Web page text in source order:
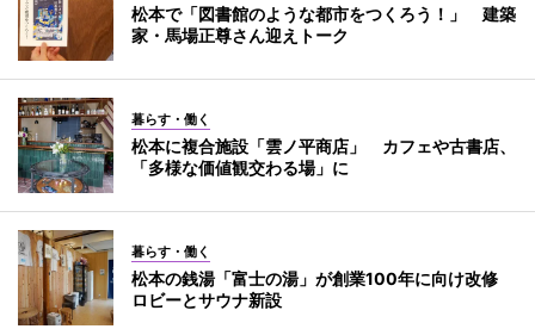
松本で「図書館のような都市をつくろう！」 建築
家・馬場正尊さん迎えトーク
暮らす・働く
松本に複合施設「雲ノ平商店」 カフェや古書店、
「多様な価値観交わる場」に
暮らす・働く
松本の銭湯「富士の湯」が創業100年に向け改修
ロビーとサウナ新設